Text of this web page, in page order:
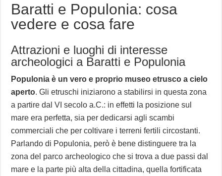
Baratti e Populonia: cosa
vedere e cosa fare
Attrazioni e luoghi di interesse
archeologici a Baratti e Populonia
Populonia è un vero e proprio museo etrusco a cielo
aperto. Gli etruschi iniziarono a stabilirsi in questa zona
a partire dal VI secolo a.C.: in effetti la posizione sul
mare era perfetta, sia per dedicarsi agli scambi
commerciali che per coltivare i terreni fertili circostanti.
Parlando di Populonia, però è bene distinguere tra la
zona del parco archeologico che si trova a due passi dal
mare e la parte più alta della cittadina, quella fortificata